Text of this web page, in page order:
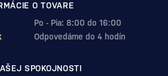
O TOVARE
Po - Pia: 8:00 do 16:00
Odpovedáme do 4 hodín
SPOKOJNOSTI